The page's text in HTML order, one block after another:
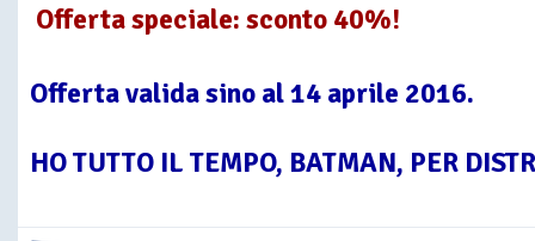
Offerta speciale: sconto 40%!
Offerta valida sino al 14 aprile 2016.
HO TUTTO IL TEMPO, BATMAN, PER